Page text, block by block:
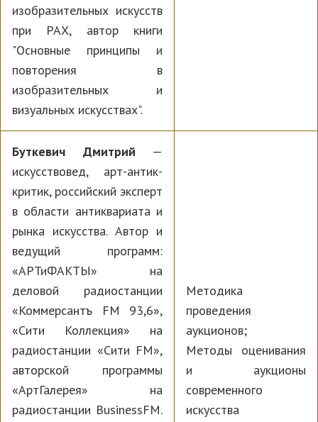
изобразительных искусств
при РАХ, автор книги
"Основные принципы и
повторения в
изобразительных и
визуальных искусствах".
Буткевич Дмитрий —
искусствовед, арт-антик-
критик, российский эксперт
в области антиквариата и
рынка искусства. Автор и
ведущий программ:
«АРТиФАКТЫ» на
деловой радиостанции
«Коммерсантъ FM 93,6»,
«Сити Коллекция» на
радиостанции «Сити FM»,
авторской программы
«АртГалерея» на
радиостанции BusinessFM.
Методика
проведения
аукционов;
Методы оценивания
и аукционы
современного
искусства